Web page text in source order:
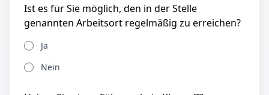
Ist es für Sie möglich, den in der Stelle
genannten Arbeitsort regelmäßig zu erreichen?
Ja
Nein